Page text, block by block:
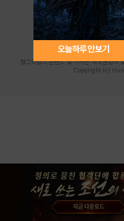
오늘하루 안보기
사업자등록번호:119-86-
주소: 서울시 금천구 가산디지털1
청소년보호책임자:
등록번호:서울아
발행인:(주)스마
헝그리앱의 콘텐츠 및 기사는 저작권법의
Copyright (c)